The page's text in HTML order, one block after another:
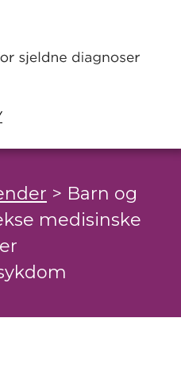
> Barn og
medisinske